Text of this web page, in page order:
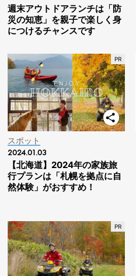
週末アウトドアランチは「防
災の知恵」を親子で楽しく身
につけるチャンスです
スポット
2024.01.03
【北海道】2024年の家族旅
行プランは「札幌を拠点に自
然体験」がおすすめ！